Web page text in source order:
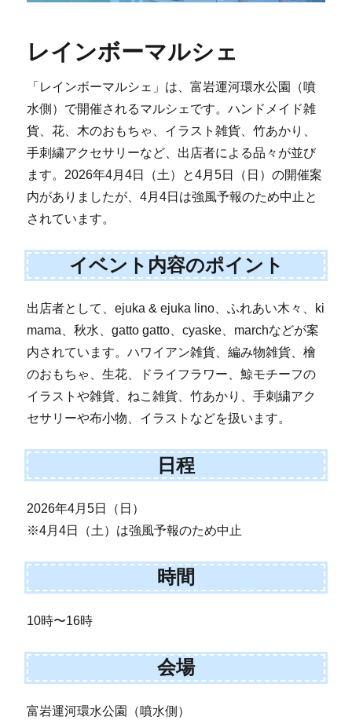
レインボーマルシェ
「レインボーマルシェ」は、富岩運河環水公園（噴
水側）で開催されるマルシェです。ハンドメイド雑
貨、花、木のおもちゃ、イラスト雑貨、竹あかり、
手刺繍アクセサリーなど、出店者による品々が並び
ます。2026年4月4日（土）と4月5日（日）の開催案
内がありましたが、4月4日は強風予報のため中止と
されています。
イベント内容のポイント
出店者として、ejuka & ejuka lino、ふれあい木々、ki
mama、秋水、gatto gatto、cyaske、marchなどが案
内されています。ハワイアン雑貨、編み物雑貨、檜
のおもちゃ、生花、ドライフラワー、鯨モチーフの
イラストや雑貨、ねこ雑貨、竹あかり、手刺繍アク
セサリーや布小物、イラストなどを扱います。
日程
2026年4月5日（日）
※4月4日（土）は強風予報のため中止
時間
10時〜16時
会場
富岩運河環水公園（噴水側）